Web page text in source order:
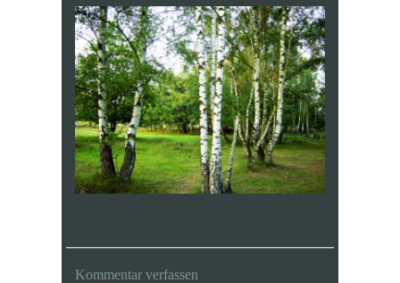
Kommentar verfassen